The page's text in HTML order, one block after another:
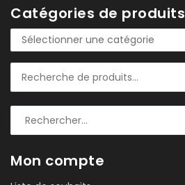
Catégories de produits
Sélectionner une catégorie
Mon compte